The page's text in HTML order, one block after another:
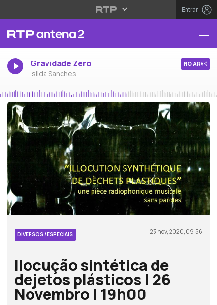
Entrar
Gravidade Zero
Isilda Sanches
NO AR
DIVERSOS / ESPECIAIS 23 nov, 2020, 09:56
Ilocução sintética de
dejetos plásticos | 26
Novembro | 19h00